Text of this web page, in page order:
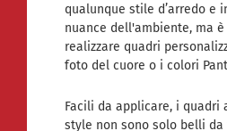
qualunque stile d’arredo e
nuance dell'ambiente, ma
realizzare quadri
foto del cuore o i colori
Facili da applicare, i quadri
style non sono solo belli da